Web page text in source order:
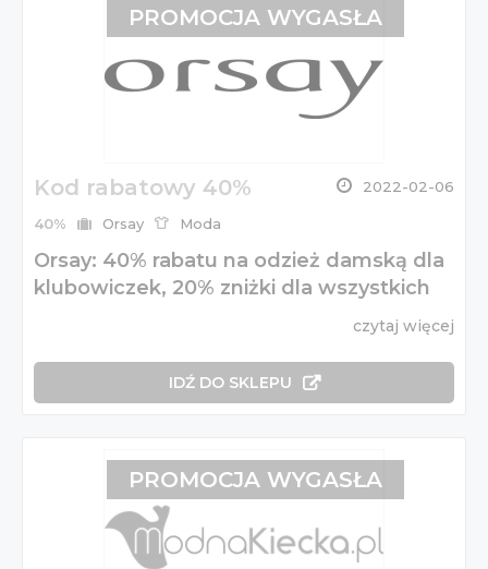
Kod rabatowy 40% 2022-02-06
40% Orsay Moda
Orsay: 40% rabatu na odzież damską dla
klubowiczek, 20% zniżki dla wszystkich
czytaj więcej
IDŹ DO SKLEPU
PROMOCJA WYGASŁA
PROMOCJA WYGASŁA